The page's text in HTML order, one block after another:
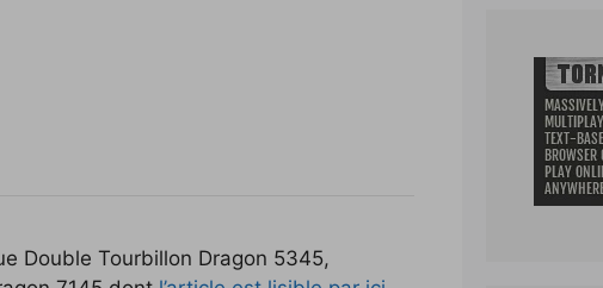
Double Tourbillon Dragon 5345,